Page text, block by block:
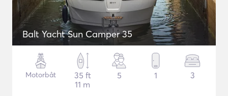
Balt Yacht Sun Camper 35
Motorbåt
35 ft
11 m
5 1 3